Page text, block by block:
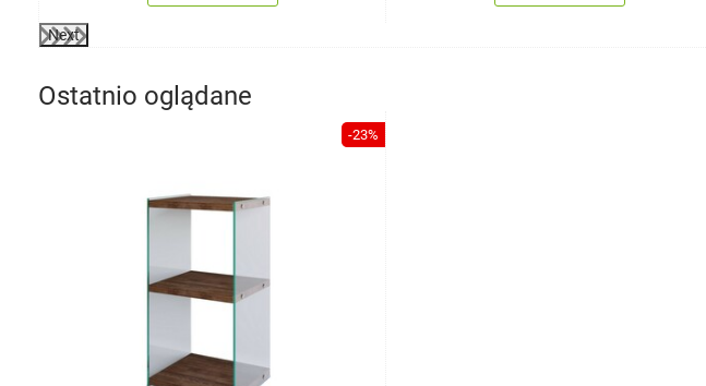
Next
Ostatnio oglądane
-23%